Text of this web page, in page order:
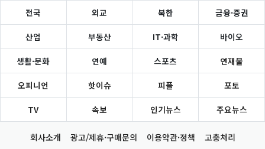
전국 외교 북한 금융·증권
산업 부동산 IT·과학 바이오
생활·문화 연예 스포츠 연재물
오피니언 핫이슈 피플 포토
TV 속보 인기뉴스 주요뉴스
회사소개 광고/제휴·구매문의 이용약관·정책 고충처리